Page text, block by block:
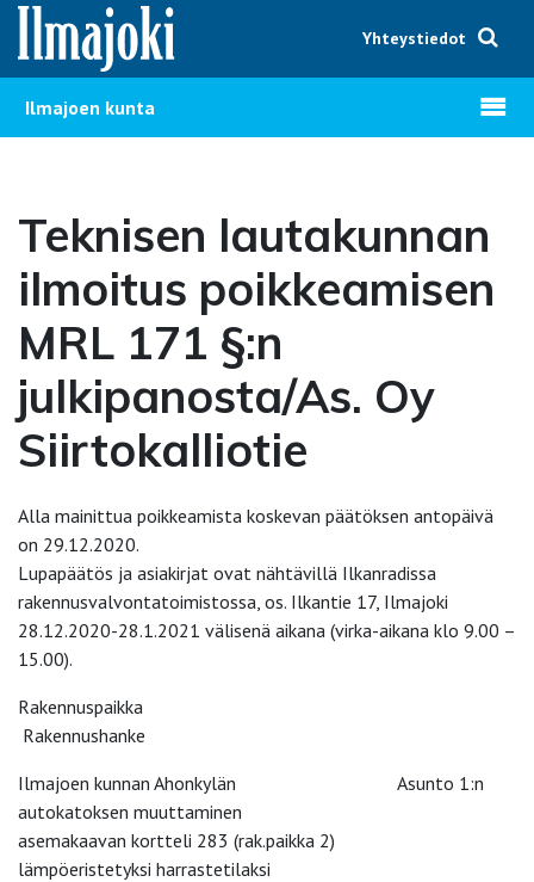
Hyppää sisältöön
Yhteystiedot
Ilmajoen kunta Avaa
Teknisen lautakunnan
ilmoitus poikkeamisen
MRL 171 §:n
julkipanosta/As. Oy
Siirtokalliotie
Alla mainittua poikkeamista koskevan päätöksen antopäivä
on 29.12.2020.
Lupapäätös ja asiakirjat ovat nähtävillä Ilkanradissa
rakennusvalvontatoimistossa, os. Ilkantie 17, Ilmajoki
28.12.2020-28.1.2021 välisenä aikana (virka-aikana klo 9.00 –
15.00).
Rakennuspaikka
Rakennushanke
Ilmajoen kunnan Ahonkylän Asunto 1:n
autokatoksen muuttaminen
asemakaavan kortteli 283 (rak.paikka 2)
lämpöeristetyksi harrastetilaksi